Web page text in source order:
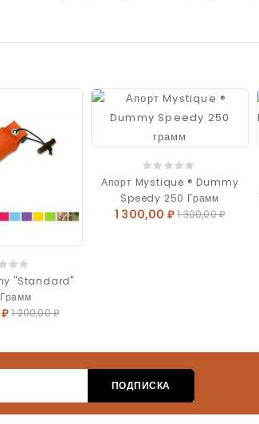
"Standard"
1 200,00 ₽
Апорт Mystique ® Dummy
Speedy 250 Грамм
1 300,00 ₽1 300,00 ₽